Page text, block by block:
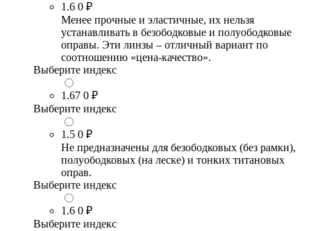
1.6 0 ₽
Менее прочные и эластичные, их нельзя
устанавливать в безободковые и полуободковые
оправы. Эти линзы – отличный вариант по
соотношению «цена-качество».
Выберите индекс
1.67 0 ₽
Выберите индекс
1.5 0 ₽
Не предназначены для безободковых (без рамки),
полуободковых (на леске) и тонких титановых
оправ.
Выберите индекс
1.6 0 ₽
Выберите индекс